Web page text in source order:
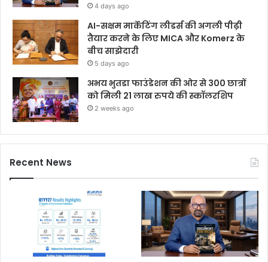
4 days ago
AI-सक्षम मार्केटिंग लीडर्स की अगली पीढ़ी
तैयार करने के लिए MICA और Komerz के
बीच साझेदारी
5 days ago
अभय भुतडा फाउंडेशन की ओर से 300 छात्रों
को मिली 21 लाख रुपये की स्कॉलरशिप
2 weeks ago
Recent News